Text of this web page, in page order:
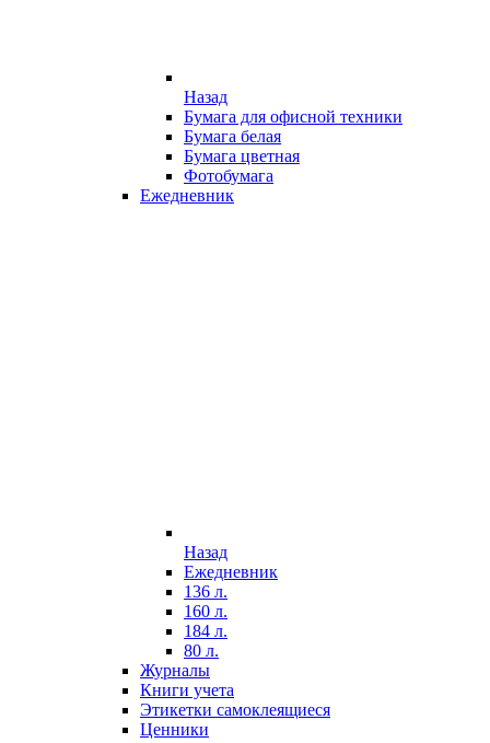
Назад
Бумага для офисной техники
Бумага белая
Бумага цветная
Фотобумага
Ежедневник
Назад
Ежедневник
136 л.
160 л.
184 л.
80 л.
Журналы
Книги учета
Этикетки самоклеящиеся
Ценники